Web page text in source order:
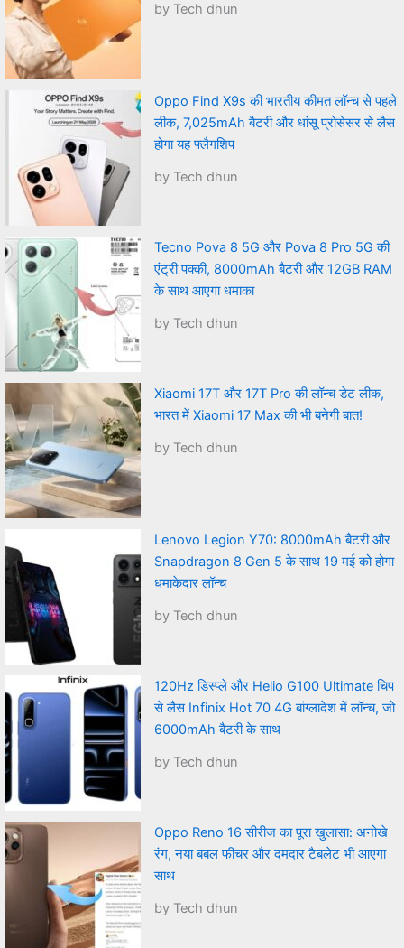
by Tech dhun
Oppo Find X9s की भारतीय कीमत लॉन्च से पहले
लीक, 7,025mAh बैटरी और धांसू प्रोसेसर से लैस
होगा यह फ्लैगशिप
by Tech dhun
Tecno Pova 8 5G और Pova 8 Pro 5G की
एंट्री पक्की, 8000mAh बैटरी और 12GB RAM
के साथ आएगा धमाका
by Tech dhun
Xiaomi 17T और 17T Pro की लॉन्च डेट लीक,
भारत में Xiaomi 17 Max की भी बनेगी बात!
by Tech dhun
Lenovo Legion Y70: 8000mAh बैटरी और
Snapdragon 8 Gen 5 के साथ 19 मई को होगा
धमाकेदार लॉन्च
by Tech dhun
120Hz डिस्प्ले और Helio G100 Ultimate चिप
से लैस Infinix Hot 70 4G बांग्लादेश में लॉन्च, जो
6000mAh बैटरी के साथ
by Tech dhun
Oppo Reno 16 सीरीज का पूरा खुलासा: अनोखे
रंग, नया बबल फीचर और दमदार टैबलेट भी आएगा
साथ
by Tech dhun